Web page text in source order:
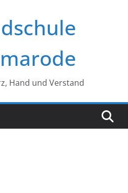
Hand und Verstand